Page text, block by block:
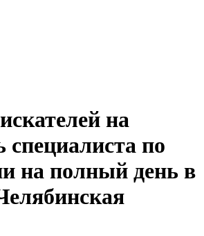
на
специалиста по
на полный день в